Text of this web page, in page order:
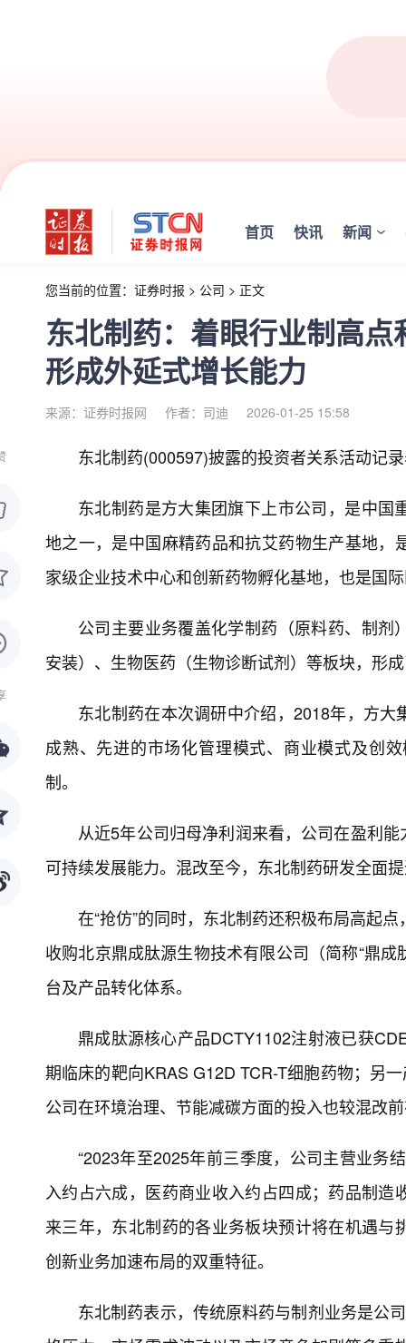
首页 快讯 新闻
您当前的位置： 证券时报 > 公司 > 正文
东北制药：着眼行业制高
形成外延式增长能力
来源：证券时报网 作者：司迪 2026-01-25 15:58
东北制药(000597)披露的投资者关系活动记
东北制药是方大集团旗下上市公司，是中
地之一，是中国麻精药品和抗艾药物生产基地
家级企业技术中心和创新药物孵化基地，也是国
公司主要业务覆盖化学制药（原料药、制
安装）、生物医药（生物诊断试剂）等板块，形
东北制药在本次调研中介绍，2018年，方
成熟、先进的市场化管理模式、商业模式及创
制。
从近5年公司归母净利润来看，公司在盈利
可持续发展能力。混改至今，东北制药研发全面
在“抢仿”的同时，东北制药还积极布局高起
收购北京鼎成肽源生物技术有限公司（简称“鼎
台及产品转化体系。
鼎成肽源核心产品DCTY1102注射液已获
期临床的靶向KRAS G12D TCR-T细胞药物；另
公司在环境治理、节能减碳方面的投入也较混改
“2023年至2025年前三季度，公司主营业务
入约占六成，医药商业收入约占四成；药品制
来三年，东北制药的各业务板块预计将在机遇
创新业务加速布局的双重特征。
东北制药表示，传统原料药与制剂业务是公